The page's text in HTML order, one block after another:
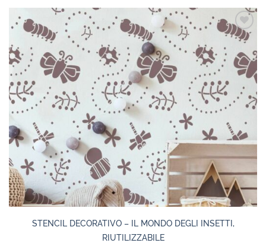
STENCIL DECORATIVO – IL MONDO DEGLI INSETTI,
RIUTILIZZABILE